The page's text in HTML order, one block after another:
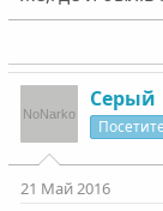
Серый
21 Май 2016